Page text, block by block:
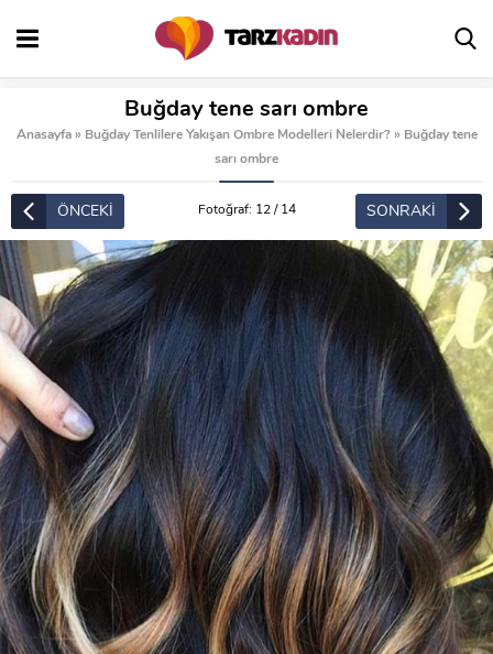
Buğday tene sarı ombre
Anasayfa » Buğday Tenlilere Yakışan Ombre Modelleri Nelerdir? » Buğday tene
sarı ombre
ÖNCEKİ Fotoğraf: 12 / 14 SONRAKİ